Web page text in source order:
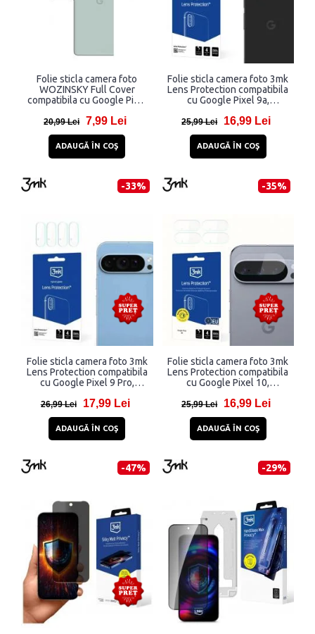
Folie sticla camera foto
WOZINSKY Full Cover
compatibila cu Google Pixel
20,99 Lei 7,99 Lei
ADAUGĂ ÎN COŞ
Folie sticla camera foto 3mk
Lens Protection compatibila
cu Google Pixel 9a,
25,99 Lei 16,99 Lei
ADAUGĂ ÎN COŞ
-33%
Folie sticla camera foto 3mk
Lens Protection compatibila
cu Google Pixel 9 Pro,
26,99 Lei 17,99 Lei
ADAUGĂ ÎN COŞ
-35%
Folie sticla camera foto 3mk
Lens Protection compatibila
cu Google Pixel 10,
25,99 Lei 16,99 Lei
ADAUGĂ ÎN COŞ
-47% -29%